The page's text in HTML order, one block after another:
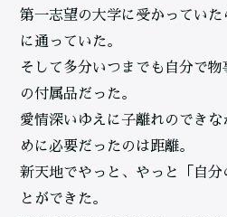
第一志望の大学に受かってい
に通っていた。
そして多分いつまでも自分で
の付属品だった。
愛情深いゆえに子離れのでき
めに必要だったのは距離。
新天地でやっと、やっと「自
とができた。